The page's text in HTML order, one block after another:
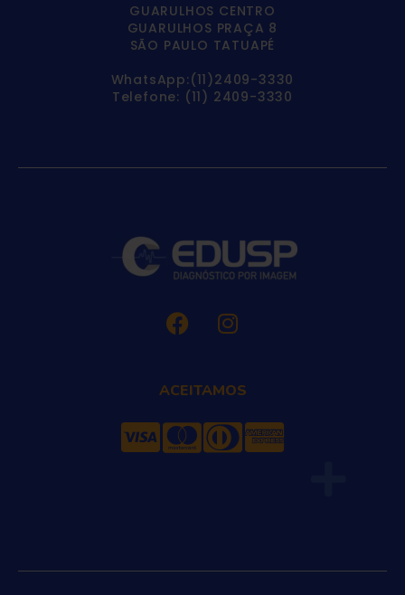
ACEITAMOS
GUARULHOS CENTRO
GUARULHOS PRAÇA 8
SÃO PAULO TATUAPÉ
WhatsApp:(11)2409-3330
Telefone: (11) 2409-3330